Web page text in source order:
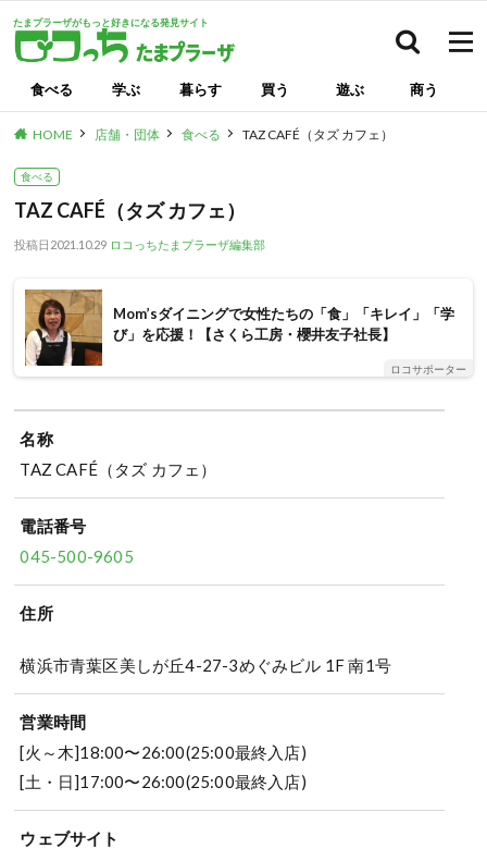
たまプラーザがもっと好きになる発見サイト
食べる 学ぶ 暮らす 買う 遊ぶ 商う
HOME 店舗・団体 食べる TAZ CAFÉ（タズ カフェ）
食べる
TAZ CAFÉ（タズ カフェ）
投稿日 2021.10.29 ロコっちたまプラーザ編集部
Mom’sダイニングで女性たちの「食」「キレイ」「学
び」を応援！【さくら工房・櫻井友子社長】
ロコサポーター
名称
TAZ CAFÉ（タズ カフェ）
電話番号
045-500-9605
住所
横浜市青葉区美しが丘4-27-3めぐみビル 1F 南1号
営業時間
[火～木]18:00〜26:00(25:00最終入店)
[土・日]17:00〜26:00(25:00最終入店)
ウェブサイト